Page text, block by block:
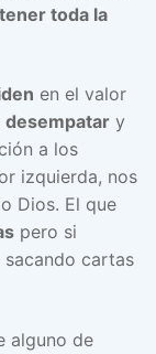
tener toda la
en el valor
desempatar y
a los
izquierda, nos
Dios. El que
pero si
sacando cartas
alguno de